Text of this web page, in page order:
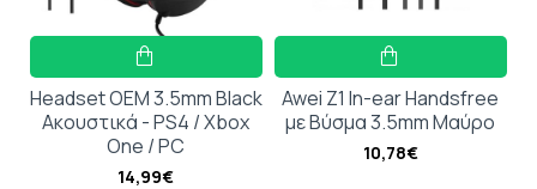
Headset OEM 3.5mm Black
Ακουστικά - PS4 / Xbox
One / PC
14,99€
Awei Z1 In-ear Handsfree
με Βύσμα 3.5mm Μαύρο
10,78€